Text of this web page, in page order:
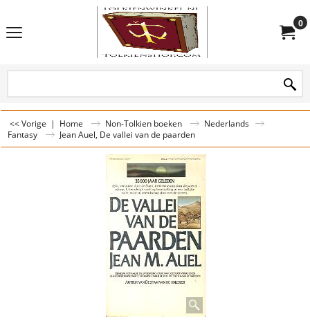
0
<< Vorige | Home Non-Tolkien boeken
Nederlands
Fantasy
Jean Auel, De vallei van de paarden